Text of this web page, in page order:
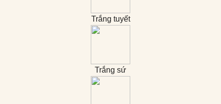
Trắng tuyết
Trắng sứ